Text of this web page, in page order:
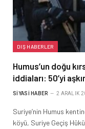
DIŞ HABERLER
Humus’un doğu
iddiaları: 50’yi
SIYASI HABER 2 ARALIK
Suriye’nin Humus
köyü, Suriye Geçiş